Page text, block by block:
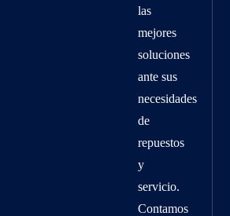
las
mejores
soluciones
ante sus
necesidades
de
repuestos
y
servicio.
Contamos